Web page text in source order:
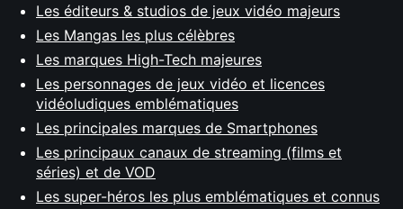
Les éditeurs & studios de jeux vidéo majeurs
Les Mangas les plus célèbres
Les marques High-Tech majeures
Les personnages de jeux vidéo et licences
vidéoludiques emblématiques
Les principales marques de Smartphones
Les principaux canaux de streaming (films et
séries) et de VOD
Les super-héros les plus emblématiques et connus